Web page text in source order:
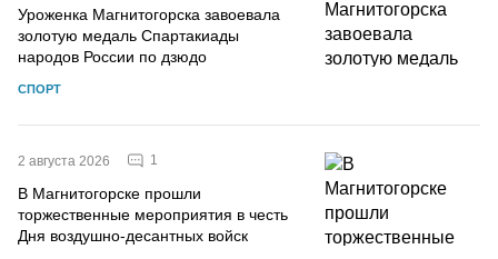
Уроженка Магнитогорска завоевала
золотую медаль Спартакиады
народов России по дзюдо
СПОРТ
2 августа 2026 1
В Магнитогорске прошли
торжественные мероприятия в честь
Дня воздушно-десантных войск